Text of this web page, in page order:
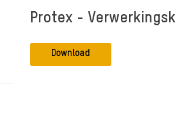
Protex -
Download